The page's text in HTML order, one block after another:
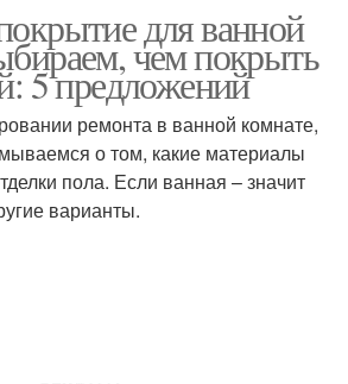
для ванной
чем покрыть
5 предложений
ремонта в ванной комнате,
о том, какие материалы
пола. Если ванная – значит
варианты.